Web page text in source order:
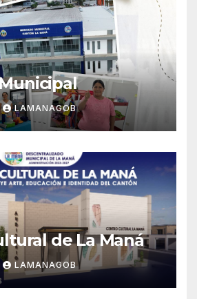
LAMANAGOB
de La Maná
LAMANAGOB